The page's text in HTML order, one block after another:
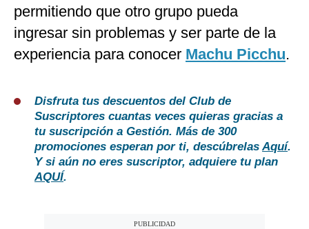
permitiendo que otro grupo pueda
ingresar sin problemas y ser parte de la
experiencia para conocer Machu Picchu.
Disfruta tus descuentos del Club de
Suscriptores cuantas veces quieras gracias a
tu suscripción a Gestión. Más de 300
promociones esperan por ti, descúbrelasAquí.
Y si aún no eres suscriptor, adquiere tu plan
AQUÍ.